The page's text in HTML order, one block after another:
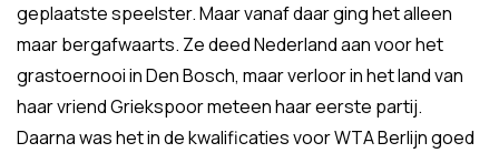
geplaatste speelster. Maar vanaf daar ging het alleen
maar bergafwaarts. Ze deed Nederland aan voor het
grastoernooi in Den Bosch, maar verloor in het land van
haar vriend Griekspoor meteen haar eerste partij.
Daarna was het in de kwalificaties voor WTA Berlijn goed